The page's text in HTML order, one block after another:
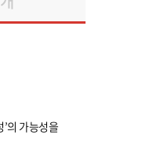
의 가능성을